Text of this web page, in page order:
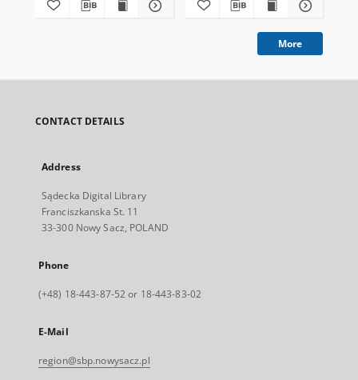
More
CONTACT DETAILS
Address
Sądecka Digital Library
Franciszkanska St. 11
33-300 Nowy Sacz, POLAND
Phone
(+48) 18-443-87-52 or 18-443-83-02
E-Mail
region@sbp.nowysacz.pl